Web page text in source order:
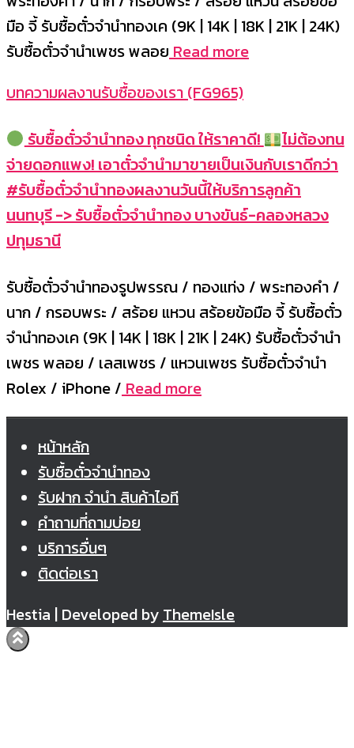
มือ จี้ รับซื้อตั๋วจำนำทองเค (9K | 14K | 18K | 21K | 24K)
รับซื้อตั๋วจำนำเพชร พลอยRead more
บทความผลงานรับซื้อของเรา (FG965)
รับซื้อตั๋วจำนำทอง ทุกชนิด ให้ราคาดี!
ไม่ต้องทน
จ่ายดอกแพง! เอาตั๋วจำนำมาขายเป็นเงินกับเราดีกว่า
#รับซื้อตั๋วจำนำทองผลงานวันนี้ให้บริการลูกค้า
นนทบุรี -> รับซื้อตั๋วจำนำทอง บางขันธ์-คลองหลวง
ปทุมธานี
รับซื้อตั๋วจำนำทองรูปพรรณ / ทองแท่ง / พระทองคำ /
นาก / กรอบพระ / สร้อย แหวน สร้อยข้อมือ จี้ รับซื้อตั๋ว
จำนำทองเค (9K | 14K | 18K | 21K | 24K) รับซื้อตั๋วจำนำ
เพชร พลอย / เลสเพชร / แหวนเพชร รับซื้อตั๋วจำนำ
Rolex / iPhone / Read more
หน้าหลัก
รับซื้อตั๋วจำนำทอง
รับฝาก จำนำ สินค้าไอที
คำถามที่ถามบ่อย
บริการอื่นๆ
ติดต่อเรา
Hestia | Developed by ThemeIsle